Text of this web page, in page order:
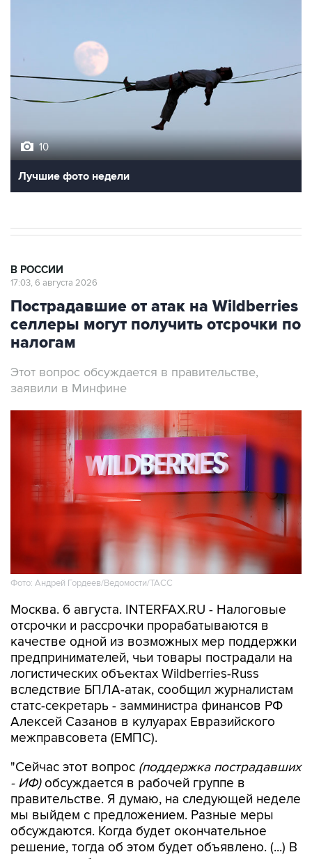
10
Лучшие фото недели
В РОССИИ
17:03, 6 августа 2026
Пострадавшие от атак на Wildberries
селлеры могут получить отсрочки по
налогам
Этот вопрос обсуждается в правительстве,
заявили в Минфине
Фото: Андрей Гордеев/Ведомости/ТАСС
Москва. 6 августа. INTERFAX.RU - Налоговые
отсрочки и рассрочки прорабатываются в
качестве одной из возможных мер поддержки
предпринимателей, чьи товары пострадали на
логистических объектах Wildberries-Russ
вследствие БПЛА-атак, сообщил журналистам
статс-секретарь - замминистра финансов РФ
Алексей Сазанов в кулуарах Евразийского
межправсовета (ЕМПС).
"Сейчас этот вопрос (поддержка пострадавших
- ИФ)обсуждается в рабочей группе в
правительстве. Я думаю, на следующей неделе
мы выйдем с предложением. Разные меры
обсуждаются. Когда будет окончательное
решение, тогда об этом будет объявлено. (...) В